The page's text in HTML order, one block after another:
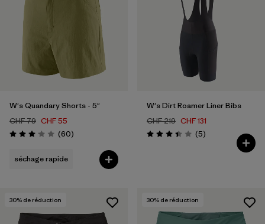
W's Quandary Shorts - 5"
CHF 79 CHF 55
Évaluation: 3.0 / 5
(60Avis
)
séchage rapide
W's Dirt Roamer Liner Bibs
CHF 219 CHF 131
Évaluation: 3.4 / 5
(5Avis
)
30% de réduction 30% de réduction